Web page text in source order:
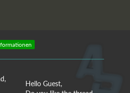
Hello Guest,